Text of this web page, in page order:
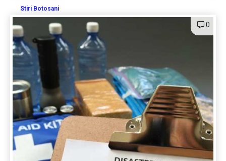
Stiri Botosani
0